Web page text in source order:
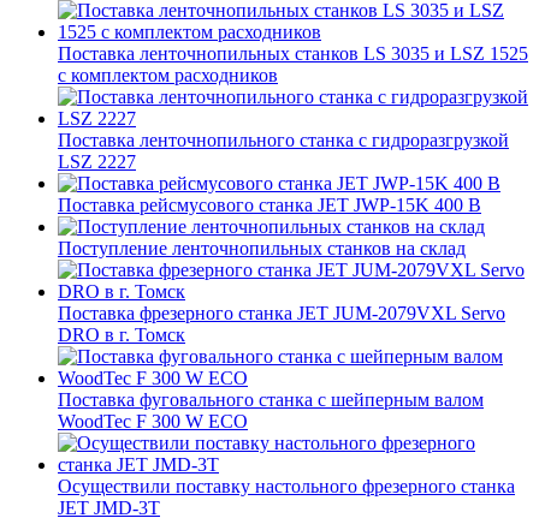
Поставка ленточнопильных станков LS 3035 и LSZ 1525
с комплектом расходников
Поставка ленточнопильного станка c гидроразгрузкой
LSZ 2227
Поставка рейсмусового станка JET JWP-15K 400 В
Поступление ленточнопильных станков на склад
Поставка фрезерного станка JET JUM-2079VXL Servo
DRO в г. Томск
Поставка фуговального станка с шейперным валом
WoodTec F 300 W ECO
Осуществили поставку настольного фрезерного станка
JET JMD-3T